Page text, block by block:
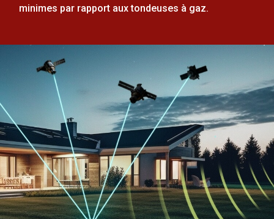
minimes par rapport aux tondeuses à gaz.